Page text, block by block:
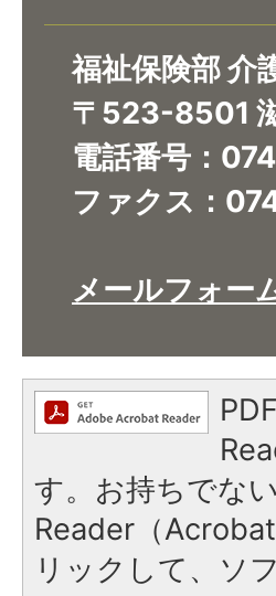
福祉保険部 介
〒523-8501
電話番号：
ファクス：
メールフォー
す。お持ちでな
Reader（
リックして、ソ